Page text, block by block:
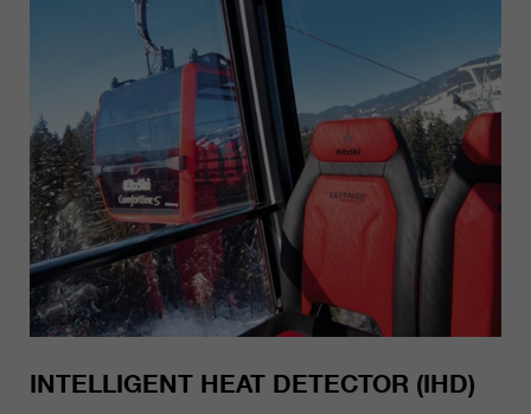
INTELLIGENT HEAT DETECTOR (IHD)